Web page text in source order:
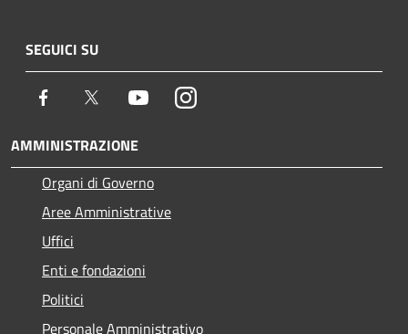
SEGUICI SU
Facebook Twitter YoutubeInstagram
AMMINISTRAZIONE
Organi di Governo
Aree Amministrative
Uffici
Enti e fondazioni
Politici
Personale Amministrativo